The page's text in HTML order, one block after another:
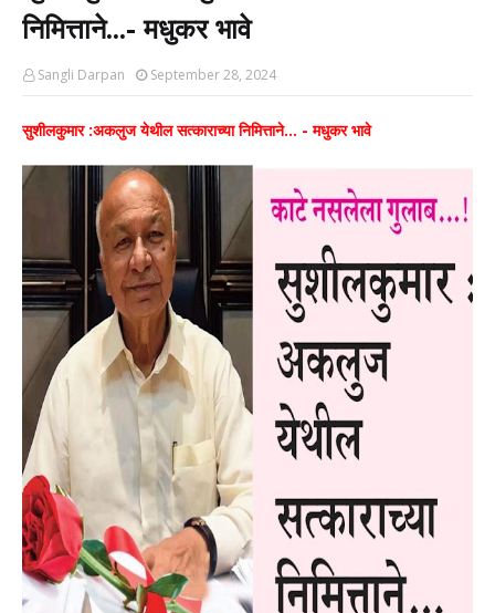
निमित्ताने...- मधुकर भावे
Sangli Darpan September 28, 2024
सुशीलकुमार :अकलुज येथील सत्काराच्या निमित्ताने... - मधुकर भावे